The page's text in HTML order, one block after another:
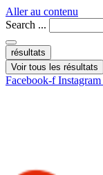
Aller au contenu
Search ...
résultats
Voir tous les résultats
Facebook-f Instagram